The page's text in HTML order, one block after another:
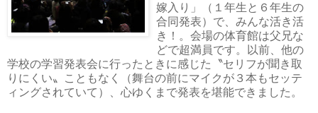
嫁入り」（１年生と６年生の
合同発表）で、みんな活き活
き！。会場の体育館は父兄な
どで超満員です。以前、他の
学校の学習発表会に行ったときに感じた〝セリフが聞き取
りにくい〟こともなく（舞台の前にマイクが３本もセッテ
ィングされていて）、心ゆくまで発表を堪能できました。